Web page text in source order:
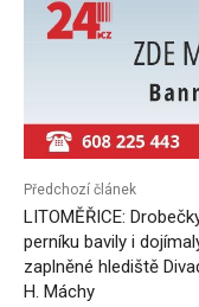
Předchozí článek
LITOMĚŘICE:
perníku bavily i
zaplněné hlediště
H. Máchy